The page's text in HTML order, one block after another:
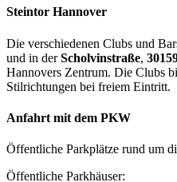
Steintor Hannover
Die verschiedenen Clubs und
und in derScholvinstraße,
Hannovers Zentrum. Die Clubs
Stilrichtungen bei freiem Eintritt.
Anfahrt mit dem PKW
Öffentliche Parkplätze rund um
Öffentliche Parkhäuser: